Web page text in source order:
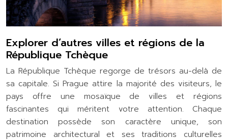
Explorer d’autres villes et régions de la
République Tchèque
La République Tchèque regorge de trésors au-delà de
sa capitale. Si Prague attire la majorité des visiteurs, le
pays offre une mosaïque de villes et régions
fascinantes qui méritent votre attention. Chaque
destination possède son caractère unique, son
patrimoine architectural et ses traditions culturelles